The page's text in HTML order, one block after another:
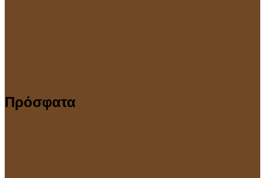
Πρόσφατα